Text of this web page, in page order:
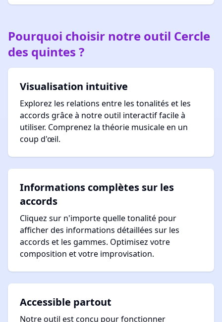
Pourquoi choisir notre outil Cercle
des quintes ?
Visualisation intuitive
Explorez les relations entre les tonalités et les
accords grâce à notre outil interactif facile à
utiliser. Comprenez la théorie musicale en un
coup d'œil.
Informations complètes sur les
accords
Cliquez sur n'importe quelle tonalité pour
afficher des informations détaillées sur les
accords et les gammes. Optimisez votre
composition et votre improvisation.
Accessible partout
Notre outil est conçu pour fonctionner